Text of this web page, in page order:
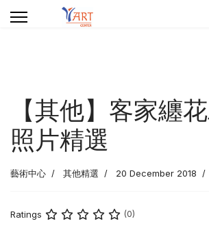
【其他】客家纏
照片精選
藝術中心 其他精選 20 December 2018
Ratings (0)